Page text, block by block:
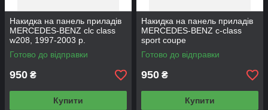
Накидка на панель приладів
MERCEDES-BENZ clc class
w208, 1997-2003 р.
Готово до відправки
950 ₴
Купити
Накидка на панель приладів
MERCEDES-BENZ с-class
sport coupe
Готово до відправки
950 ₴
Купити